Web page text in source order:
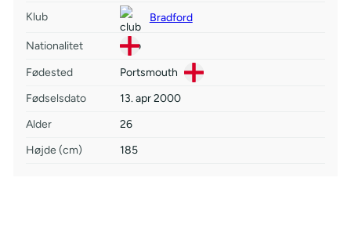
Klub Bradford
Nationalitet
Fødested
Portsmouth
Fødselsdato
13. apr 2000
Alder
26
Højde (cm)
185